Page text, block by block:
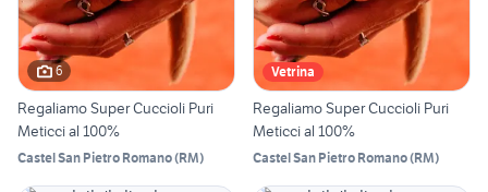
6
Regaliamo Super Cuccioli Puri
Meticci al 100%
Castel San Pietro Romano(RM)
Vetrina
Regaliamo Super Cuccioli Puri
Meticci al 100%
Castel San Pietro Romano(RM)